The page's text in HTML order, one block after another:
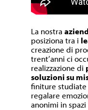
La nostra
posiziona tra i
creazione di
trent’anni ci
realizzazione di
soluzioni su
finiture
regalare
anonimi in